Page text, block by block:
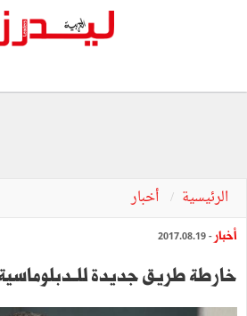
الرئيسية أخبار
أخبار - 2017.08.19
خارطة طريق جديدة للــدبلوماسية